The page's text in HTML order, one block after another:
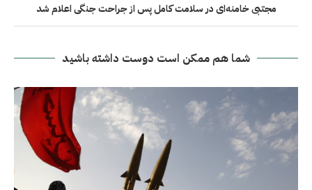
مجتبى خامنه‌ای در سلامت کامل پس از جراحت جنگی اعلام شد
شما هم ممکن است دوست داشته باشید